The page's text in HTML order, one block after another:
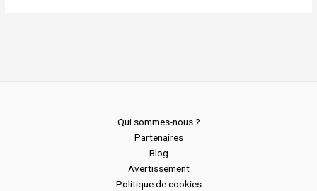
Qui sommes-nous ?
Partenaires
Blog
Avertissement
Politique de cookies